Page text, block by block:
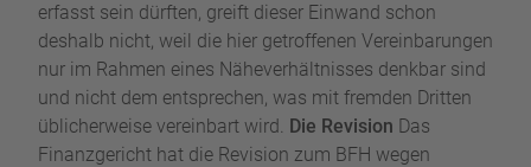
erfasst sein dürften, greift dieser Einwand schon
deshalb nicht, weil die hier getroffenen Vereinbarungen
nur im Rahmen eines Näheverhältnisses denkbar sind
und nicht dem entsprechen, was mit fremden Dritten
üblicherweise vereinbart wird. Die Revision Das
Finanzgericht hat die Revision zum BFH wegen